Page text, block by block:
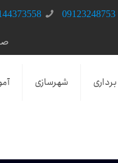
09123248753
شهرسازی